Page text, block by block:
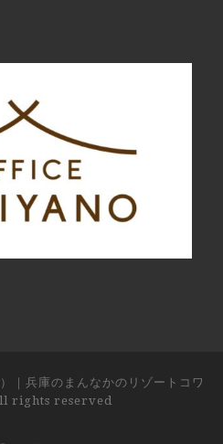
｜兵庫のまんなかのリゾートコワ
rights reserved